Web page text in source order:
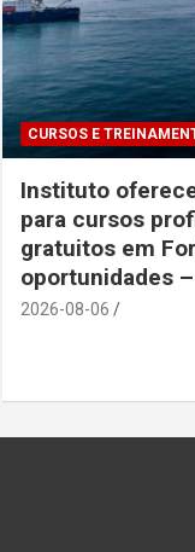
CURSOS E
Instituto
para cursos
gratuitos em
oportunidades –
2026-08-06